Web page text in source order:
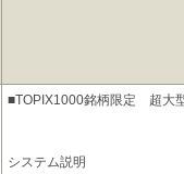
■TOPIX1000銘柄限定 超大
システム説明